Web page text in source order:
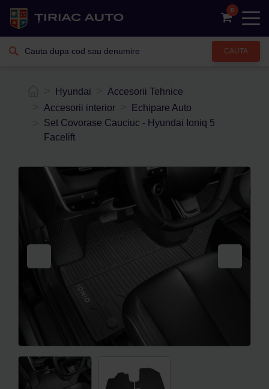
0
Cos
CAUTA
Hyundai
Accesorii Tehnice
Accesorii interior
Echipare Auto
Set Covorase Cauciuc - Hyundai Ioniq 5
Facelift